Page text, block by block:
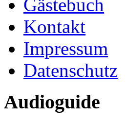
Gästebuch
Kontakt
Impressum
Datenschutz
Audioguide